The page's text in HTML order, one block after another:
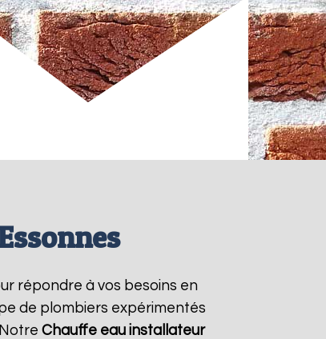
répondre à vos besoins en
de plombiers expérimentés
Chauffe eau installateur